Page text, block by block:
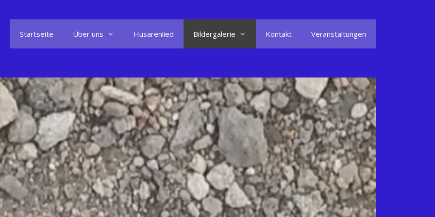
Startseite Über uns Husarenlied Bildergalerie Kontakt Veranstaltungen